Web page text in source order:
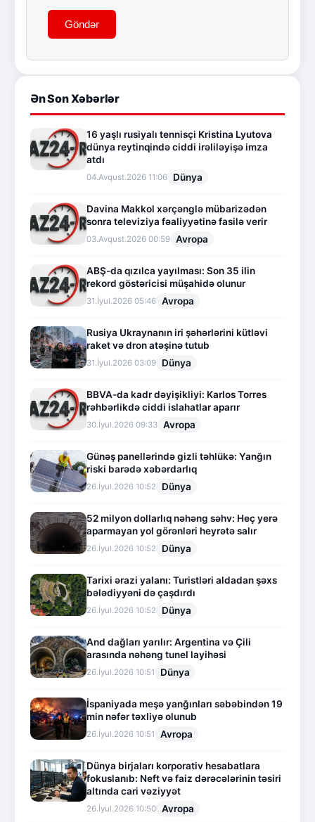
Göndər
Ən Son Xəbərlər
16 yaşlı rusiyalı tennisçi Kristina Lyutova
dünya reytinqində ciddi irəliləyişə imza
atdı
04.Avqust.2026 11:06 Dünya
Davina Makkol xərçənglə mübarizədən
sonra televiziya fəaliyyətinə fasilə verir
03.Avqust.2026 00:59 Avropa
ABŞ-da qızılca yayılması: Son 35 ilin
rekord göstəricisi müşahidə olunur
31.İyul.2026 05:46 Avropa
Rusiya Ukraynanın iri şəhərlərini kütləvi
raket və dron atəşinə tutub
31.İyul.2026 03:09 Dünya
BBVA-da kadr dəyişikliyi: Karlos Torres
rəhbərlikdə ciddi islahatlar aparır
30.İyul.2026 09:33 Avropa
Günəş panellərində gizli təhlükə: Yanğın
riski barədə xəbərdarlıq
26.İyul.2026 10:52 Dünya
52 milyon dollarlıq nəhəng səhv: Heç yerə
aparmayan yol görənləri heyrətə salır
26.İyul.2026 10:52 Dünya
Tarixi ərazi yalanı: Turistləri aldadan şəxs
bələdiyyəni də çaşdırdı
26.İyul.2026 10:52 Dünya
And dağları yarılır: Argentina və Çili
arasında nəhəng tunel layihəsi
26.İyul.2026 10:51 Dünya
İspaniyada meşə yanğınları səbəbindən 19
min nəfər təxliyə olunub
26.İyul.2026 10:51 Avropa
Dünya birjaları korporativ hesabatlara
fokuslanıb: Neft və faiz dərəcələrinin təsiri
altında cari vəziyyət
26.İyul.2026 10:50 Avropa